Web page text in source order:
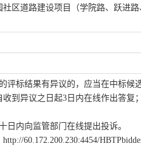
社区道路建设项目（学院路、跃进
评标结果有异议的，应当在中标候
到异议之日起3日内在线作出答复
日内向监管部门在线提出投诉。
http://60.172.200.230:4454/